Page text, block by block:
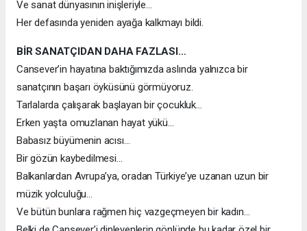
Ve sanat dünyasının inişleriyle…
Her defasında yeniden ayağa kalkmayı bildi.
BİR SANATÇIDAN DAHA FAZLASI…
Cansever’in hayatına baktığımızda aslında yalnızca bir
sanatçının başarı öyküsünü görmüyoruz.
Tarlalarda çalışarak başlayan bir çocukluk…
Erken yaşta omuzlanan hayat yükü…
Babasız büyümenin acısı…
Bir gözün kaybedilmesi…
Balkanlardan Avrupa’ya, oradan Türkiye’ye uzanan uzun bir
müzik yolculuğu…
Ve bütün bunlara rağmen hiç vazgeçmeyen bir kadın…